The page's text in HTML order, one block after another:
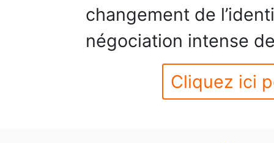
changement de
négociation intense
Cliquez ici